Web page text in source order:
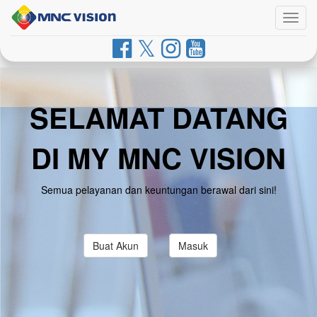
SELAMAT DATANG
DI MY MNC VISION
Semua pelayanan dan keuntungan berawal dari sini!
Buat Akun Masuk